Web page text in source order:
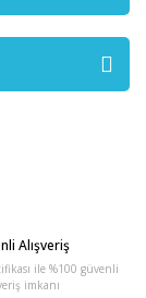
Alışveriş
ile %100 güvenli
imkanı